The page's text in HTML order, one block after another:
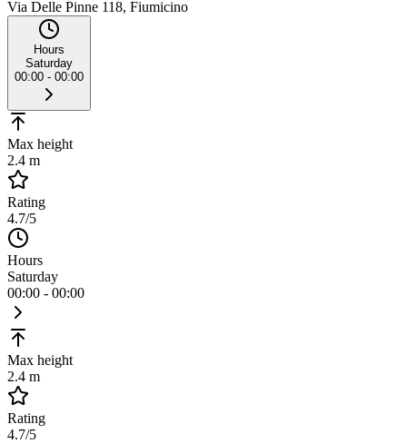
Via Delle Pinne 118, Fiumicino
Hours
Saturday
00:00 - 00:00
Max height
2.4 m
Rating
4.7/5
Hours
Saturday
00:00 - 00:00
Max height
2.4 m
Rating
4.7/5